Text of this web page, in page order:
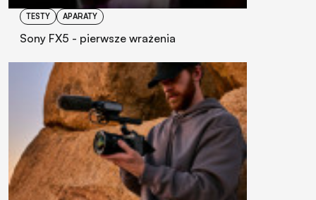
TESTY APARATY
Sony FX5 - pierwsze wrażenia